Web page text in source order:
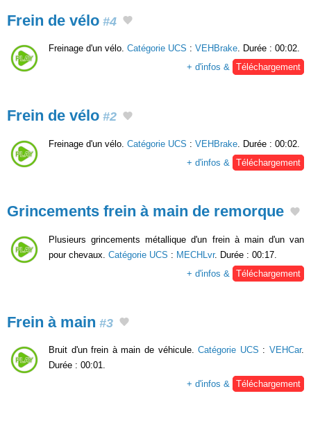
Frein de vélo #4
Freinage d'un vélo. Catégorie UCS : VEHBrake. Durée : 00:02.
+ d'infos & Téléchargement
Frein de vélo #2
Freinage d'un vélo. Catégorie UCS : VEHBrake . Durée : 00:02.
+ d'infos &
Téléchargement
Grincements frein à main de remorque
Plusieurs grincements métallique d'un frein à main d'un van
pour chevaux. Catégorie UCS : MECHLvr. Durée : 00:17.
+ d'infos &
Téléchargement
Frein à main #3
Bruit d'un frein à main de véhicule.Catégorie UCS :VEHCar.
Durée : 00:01.
+ d'infos & Téléchargement